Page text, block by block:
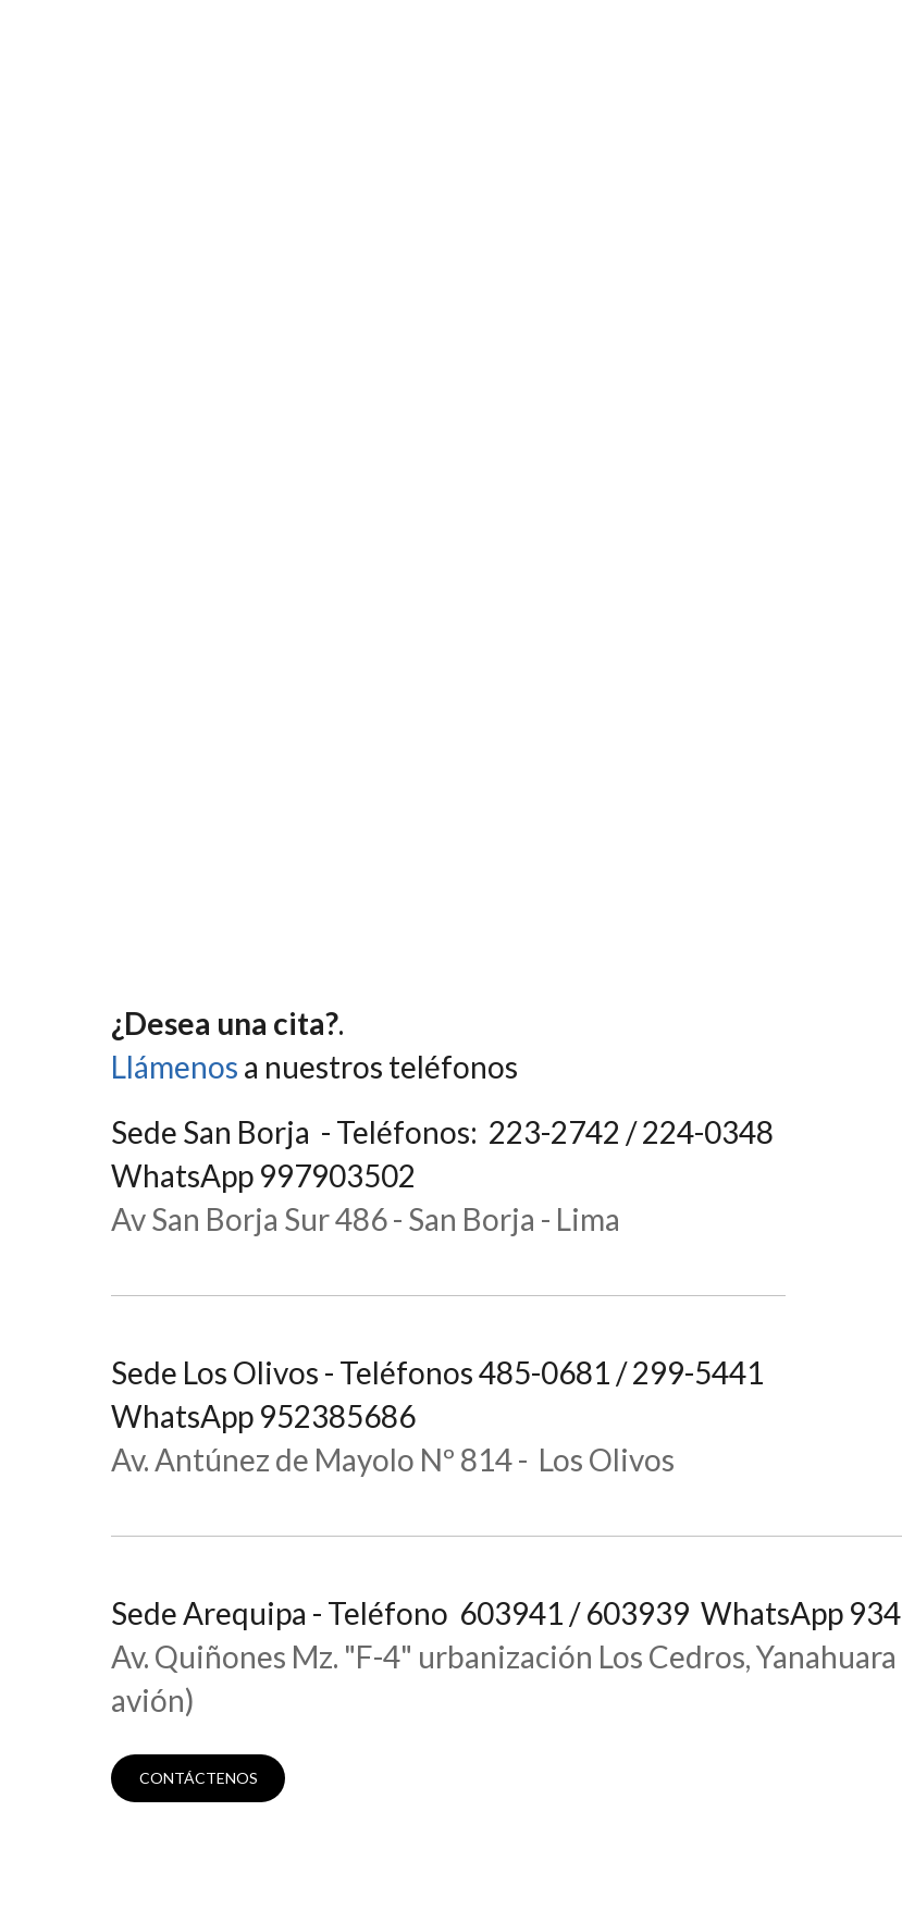
¿Desea una cita?.
Llámenos a nuestros teléfonos
Sede San Borja - Teléfonos: 223-2742 / 224-0348
WhatsApp 997903502
Av San Borja Sur 486 - San Borja - Lima
Sede Los Olivos - Teléfonos 485-0681 / 299-5441
WhatsApp 952385686
Av. Antúnez de Mayolo Nº 814 - Los Olivos
Sede Arequipa - Teléfono 603941 / 603939 WhatsApp
Av. Quiñones Mz. "F-4" urbanización Los Cedros,
avión)
CONTÁCTENOS